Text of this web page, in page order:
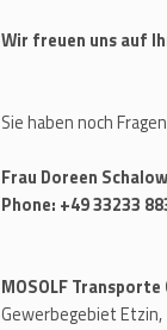
Wir freuen uns auf
Sie haben noch
Frau Doreen Schalow
Phone: +49 33233
MOSOLF Transporte
Gewerbegebiet